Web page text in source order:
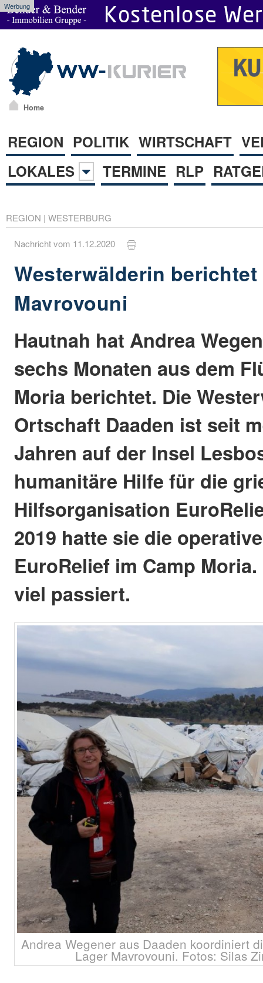
Werbung
Home
REGION POLITIK WIRTSCHAFT
LOKALES
TERMINE RLP
REGION | WESTERBURG
Nachricht vom 11.12.2020
Westerwälderin
Mavrovouni
Hautnah hat Andrea
sechs Monaten aus dem
Moria berichtet. Die
Ortschaft Daaden ist seit
Jahren auf der Insel
humanitäre Hilfe für die
Hilfsorganisation
2019 hatte sie die
EuroRelief im Camp
viel passiert.
Andrea Wegener aus Daaden koordiniert
Lager Mavrovouni. Fotos: Silas